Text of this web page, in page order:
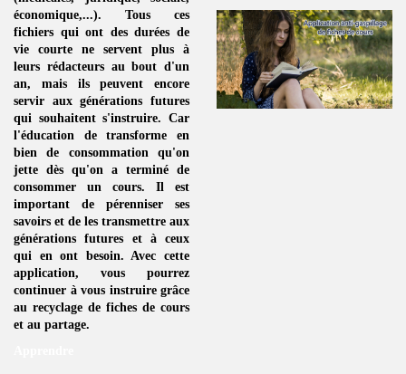
économique,...). Tous ces
fichiers qui ont des durées de
vie courte ne servent plus à
leurs rédacteurs au bout d'un
an, mais ils peuvent encore
servir aux générations futures
qui souhaitent s'instruire. Car
l'éducation de transforme en
bien de consommationqu'on
jette dès qu'on a terminé de
consommer un cours. Il est
important de pérenniser ses
savoirs et de les transmettre aux
générations futures et à ceux
qui en ont besoin. Avec cette
application, vous pourrez
continuer à vous instruire grâce
au recyclage de fiches de cours
et au partage.